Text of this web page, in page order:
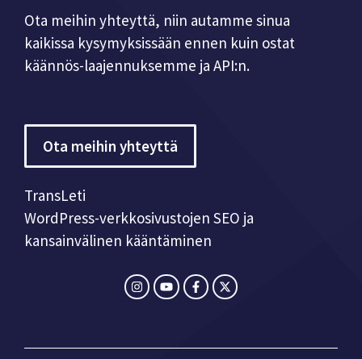
Ota meihin yhteyttä, niin autamme sinua
kaikissa kysymyksissään ennen kuin ostat
käännös-laajennuksemme ja API:n.
Ota meihin yhteyttä
TransLeti
WordPress-verkkosivustojen SEO ja
kansainvälinen kääntäminen